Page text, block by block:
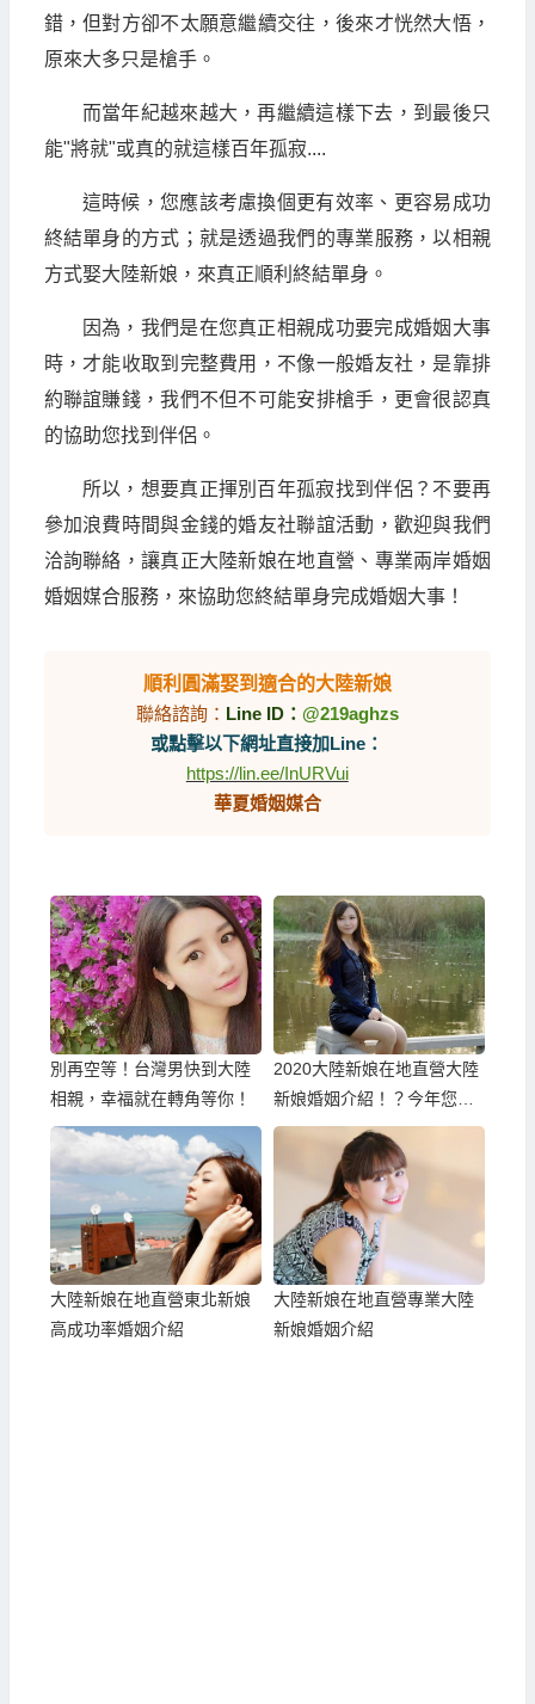
錯，但對方卻不太願意繼續交往，後來才恍然大悟，
原來大多只是槍手。
而當年紀越來越大，再繼續這樣下去，到最後只
能"將就"或真的就這樣百年孤寂....
這時候，您應該考慮換個更有效率、更容易成功
終結單身的方式；就是透過我們的專業服務，以相親
方式娶大陸新娘，來真正順利終結單身。
因為，我們是在您真正相親成功要完成婚姻大事
時，才能收取到完整費用，不像一般婚友社，是靠排
約聯誼賺錢，我們不但不可能安排槍手，更會很認真
的協助您找到伴侶。
所以，想要真正揮別百年孤寂找到伴侶？不要再
參加浪費時間與金錢的婚友社聯誼活動，歡迎與我們
洽詢聯絡，讓真正大陸新娘在地直營、專業兩岸婚姻
婚姻媒合服務，來協助您終結單身完成婚姻大事！
順利圓滿娶到適合的大陸新娘
聯絡諮詢： Line ID： @219aghzs
或點擊以下網址直接加Line：
https://lin.ee/InURVui
華夏婚姻媒合
別再空等！台灣男快到大陸
相親，幸福就在轉角等你！
2020大陸新娘在地直營大陸
新娘婚姻介紹！？今年您可
能就是娶不到大陸新娘！
大陸新娘在地直營東北新娘
高成功率婚姻介紹
大陸新娘在地直營專業大陸
新娘婚姻介紹